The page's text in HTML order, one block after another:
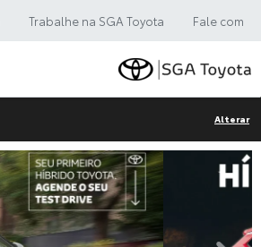
Trabalhe na SGA Toyota Fale com a
Alterar